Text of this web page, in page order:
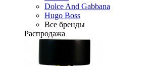
Dolce And Gabbana
Hugo Boss
Все бренды
Распродажа